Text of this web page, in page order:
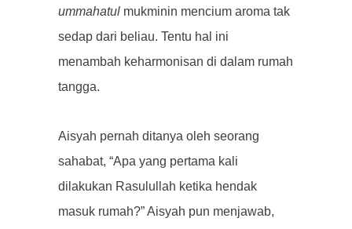
ummahatul mukminin mencium aroma tak
sedap dari beliau. Tentu hal ini
menambah keharmonisan di dalam rumah
tangga.
Aisyah pernah ditanya oleh seorang
sahabat, “Apa yang pertama kali
dilakukan Rasulullah ketika hendak
masuk rumah?” Aisyah pun menjawab,